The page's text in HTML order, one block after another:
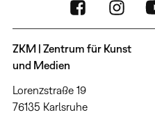
ZKM | Zentrum für Kunst
und Medien
Lorenzstraße 19
76135 Karlsruhe